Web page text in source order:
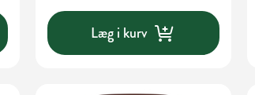
Læg i kurv